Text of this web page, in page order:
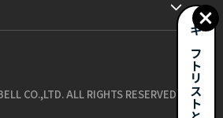
ギフトリストとは？
CO.,LTD. ALL RIGHTS RESERVED.